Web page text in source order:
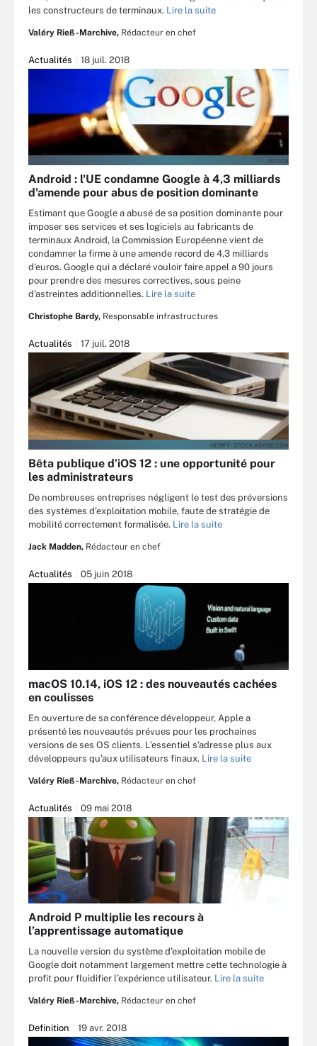
les constructeurs de terminaux. Lire la suite
Valéry Rieß-Marchive, Rédacteur en chef
Actualités 18 juil. 2018
ISTOCK
Android : l'UE condamne Google à 4,3 milliards
d'amende pour abus de position dominante
Estimant que Google a abusé de sa position dominante pour
imposer ses services et ses logiciels au fabricants de
terminaux Android, la Commission Européenne vient de
condamner la firme à une amende record de 4,3 milliards
d'euros. Google qui a déclaré vouloir faire appel a 90 jours
pour prendre des mesures correctives, sous peine
d'astreintes additionnelles. Lire la suite
Christophe Bardy, Responsable infrastructures
Actualités 17 juil. 2018
NEIRFY - STOCK.ADOBE.COM
Bêta publique d’iOS 12 : une opportunité pour
les administrateurs
De nombreuses entreprises négligent le test des préversions
des systèmes d’exploitation mobile, faute de stratégie de
mobilité correctement formalisée. Lire la suite
Jack Madden, Rédacteur en chef
Actualités 05 juin 2018
macOS 10.14, iOS 12 : des nouveautés cachées
en coulisses
En ouverture de sa conférence développeur, Apple a
présenté les nouveautés prévues pour les prochaines
versions de ses OS clients. L’essentiel s’adresse plus aux
développeurs qu’aux utilisateurs finaux. Lire la suite
Valéry Rieß-Marchive, Rédacteur en chef
Actualités 09 mai 2018
Android P multiplie les recours à
l’apprentissage automatique
La nouvelle version du système d’exploitation mobile de
Google doit notamment largement mettre cette technologie à
profit pour fluidifier l’expérience utilisateur. Lire la suite
Valéry Rieß-Marchive, Rédacteur en chef
Definition 19 avr. 2018